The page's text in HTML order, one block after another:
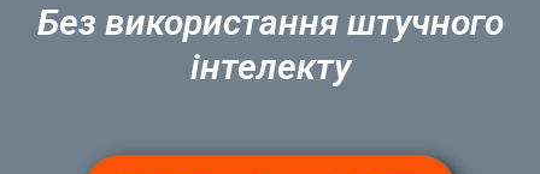
Без використання штучного
інтелекту